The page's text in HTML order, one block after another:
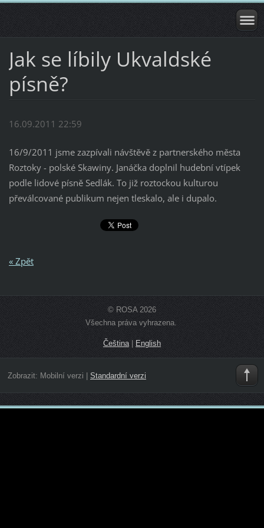
Jak se líbily Ukvaldské
písně?
16.09.2011 22:59
16/9/2011 jsme zazpívali návštěvě z partnerského města
Roztoky - polské Skawiny. Janáčka doplnil hudební vtípek
podle lidové písně Sedlák. To již roztockou kulturou
převálcované publikum nejen tleskalo, ale i dupalo.
« Zpět
© ROSA 2026
Všechna práva vyhrazena.
Čeština |English
Zobrazit: Mobilní verzi Standardní verzi